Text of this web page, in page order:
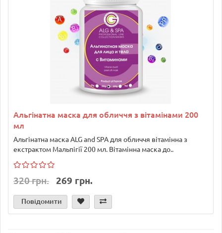
Альгінатна маска для обличчя з вітамінами 200
мл
Альгінатна маска ALG and SPA для обличчя вітамінна з
екстрактом Мальпігії 200 мл. Вітамінна маска до..
320 грн. 269 грн.
Повідомити